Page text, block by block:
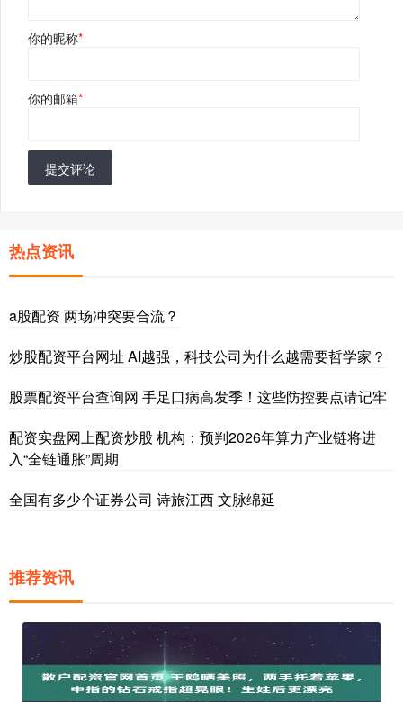
你的昵称*
你的邮箱*
提交评论
热点资讯
a股配资 两场冲突要合流？
炒股配资平台网址 AI越强，科技公司为什么越需要哲学家？
股票配资平台查询网 手足口病高发季！这些防控要点请记牢
配资实盘网上配资炒股 机构：预判2026年算力产业链将进
入“全链通胀”周期
全国有多少个证券公司 诗旅江西 文脉绵延
推荐资讯